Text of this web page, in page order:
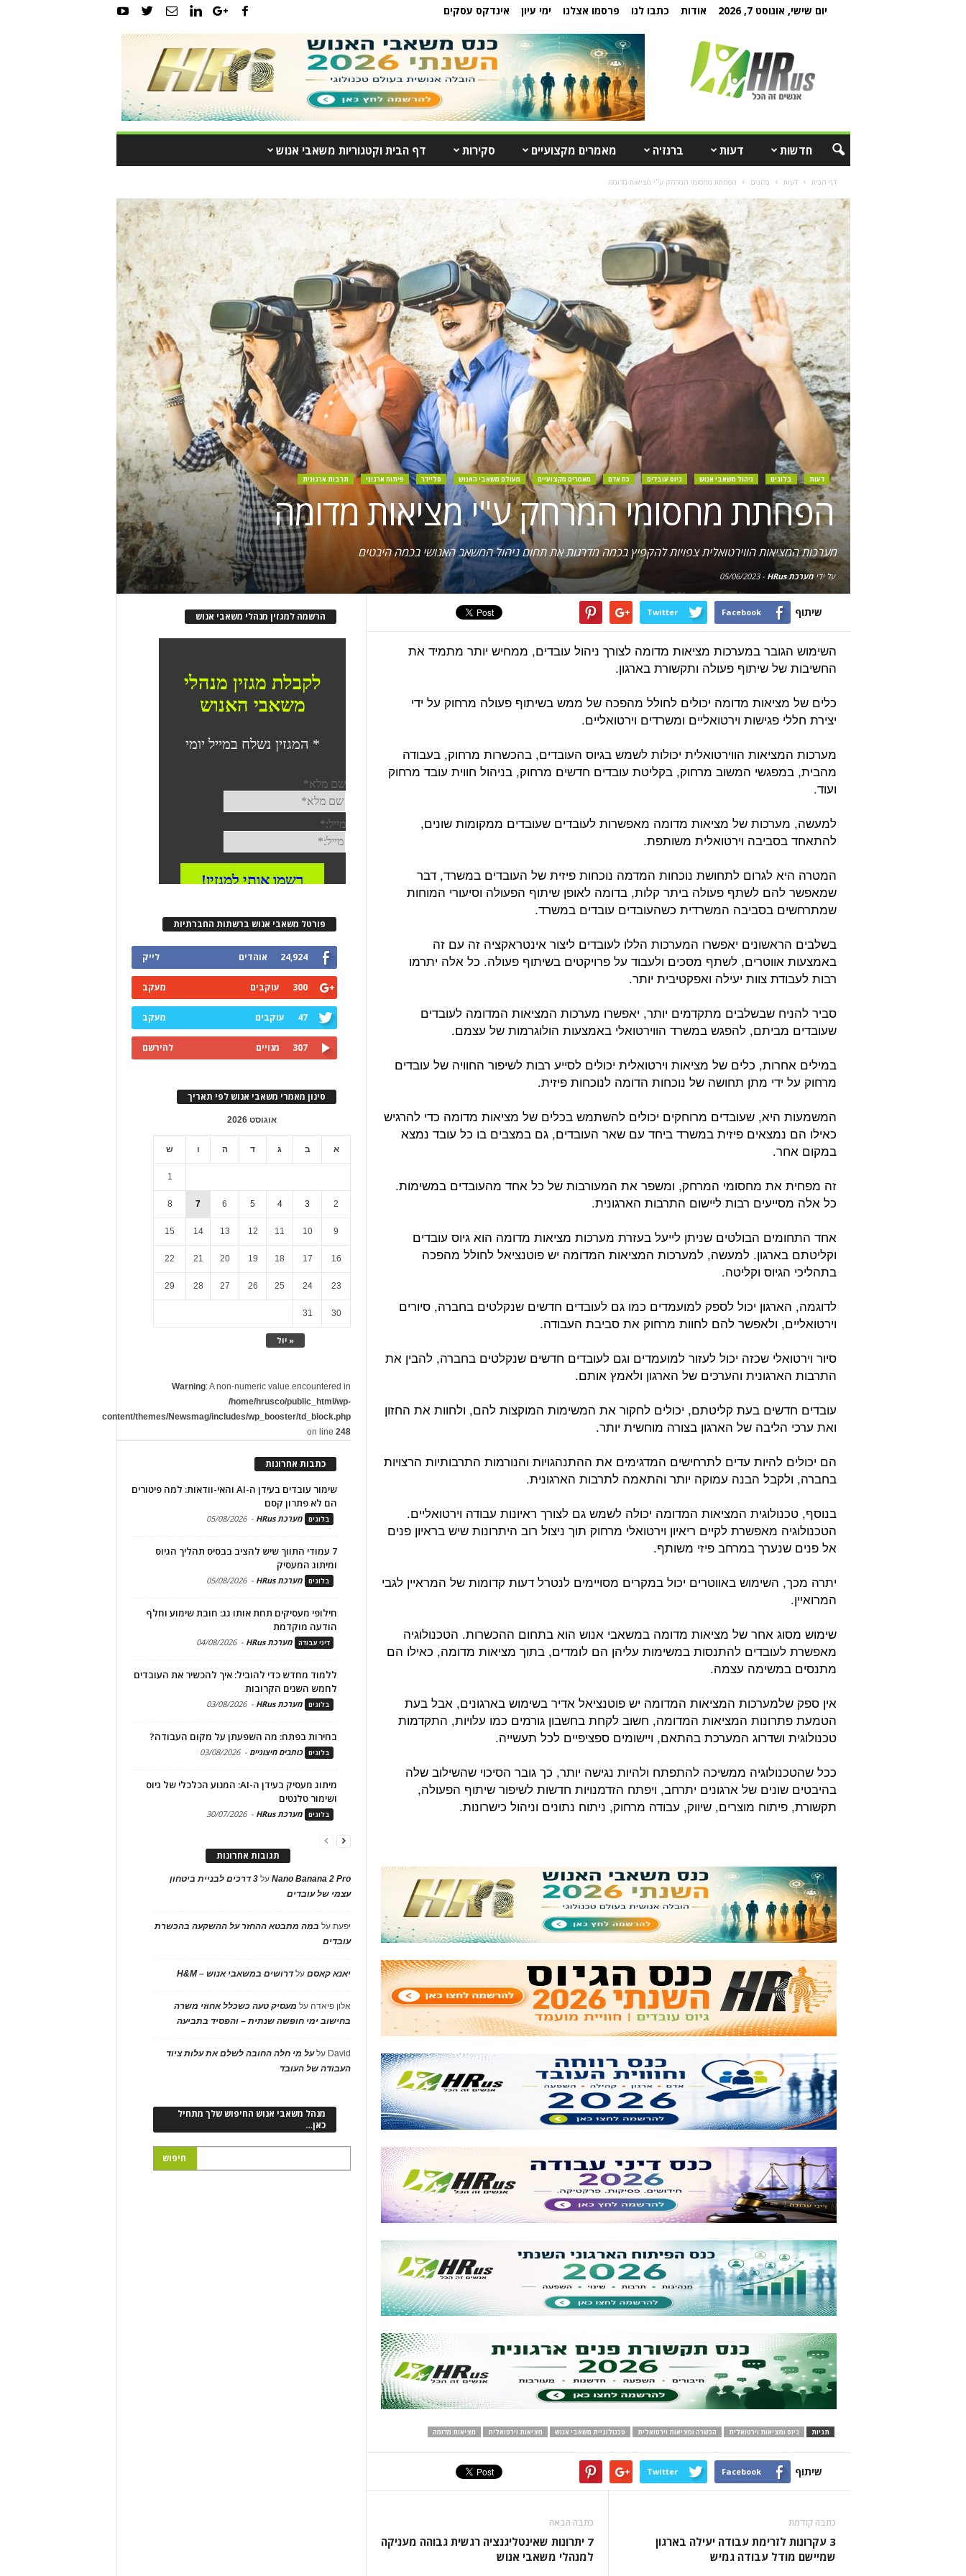
יום שישי, אוגוסט 7, 2026 אודות כתבו לנו פרסמו אצלנו ימי עיון אינדקס עסקים
חדשות דעות ברנז'ה מאמרים מקצועיים סקירות דף הבית וקטגוריות משאבי אנוש
דף הבית דעות בלוגים הפחתת מחסומי המרחק ע"י מציאות מדומה
דעות בלוגים ניהול משאבי אנוש גיוס עובדים כח אדם מאמרים מקצועיים מעולם משאבי האנוש סליידר פיתוח ארגוני תרבות ארגונית
הפחתת מחסומי המרחק ע"י מציאות מדומה
מערכות המציאות הווירטואלית צפויות להקפיץ בכמה מדרגות את תחום ניהול המשאב האנושי בכמה היבטים
על ידימערכת HRus -
05/06/2023
שיתוף Facebook
Twitter
השימוש הגובר במערכות מציאות מדומה לצורך ניהול עובדים, ממחיש יותר מתמיד את
החשיבות של שיתוף פעולה ותקשורת בארגון.
כלים של מציאות מדומה יכולים לחולל מהפכה של ממש בשיתוף פעולה מרחוק על ידי
יצירת חללי פגישות וירטואליים ומשרדים וירטואליים.
מערכות המציאות הווירטואלית יכולות לשמש בגיוס העובדים, בהכשרות מרחוק, בעבודה
מהבית, במפגשי המשוב מרחוק, בקליטת עובדים חדשים מרחוק, בניהול חווית עובד מרחוק
ועוד.
למעשה, מערכות של מציאות מדומה מאפשרות לעובדים שעובדים ממקומות שונים,
להתאחד בסביבה וירטואלית משותפת.
המטרה היא לגרום לתחושת נוכחות המדמה נוכחות פיזית של העובדים במשרד, דבר
שמאפשר להם לשתף פעולה ביתר קלות, בדומה לאופן שיתוף הפעולה וסיעורי המוחות
שמתרחשים בסביבה המשרדית כשהעובדים עובדים במשרד.
בשלבים הראשונים יאפשרו המערכות הללו לעובדים ליצור אינטראקציה זה עם זה
באמצעות אווטרים, לשתף מסכים ולעבוד על פרויקטים בשיתוף פעולה. כל אלה יתרמו
רבות לעבודת צוות יעילה ואפקטיבית יותר.
סביר להניח שבשלבים מתקדמים יותר, יאפשרו מערכות המציאות המדומה לעובדים
שעובדים מביתם, להפגש במשרד הווירטואלי באמצעות הולוגרמות של עצמם.
במילים אחרות, כלים של מציאות וירטואלית יכולים לסייע רבות לשיפור החוויה של עובדים
מרחוק על ידי מתן תחושה של נוכחות הדומה לנוכחות פיזית.
המשמעות היא, שעובדים מרוחקים יכולים להשתמש בכלים של מציאות מדומה כדי להרגיש
כאילו הם נמצאים פיזית במשרד ביחד עם שאר העובדים, גם במצבים בו כל עובד נמצא
במקום אחר.
זה מפחית את מחסומי המרחק, ומשפר את המעורבות של כל אחד מהעובדים במשימות.
כל אלה מסייעים רבות ליישום התרבות הארגונית.
אחד התחומים הבולטים שניתן לייעל בעזרת מערכות מציאות מדומה הוא גיוס עובדים
וקליטתם בארגון. למעשה, למערכות המציאות המדומה יש פוטנציאל לחולל מהפכה
בתהליכי הגיוס וקליטה.
לדוגמה, הארגון יכול לספק למועמדים כמו גם לעובדים חדשים שנקלטים בחברה, סיורים
וירטואליים, ולאפשר להם לחוות מרחוק את סביבת העבודה.
סיור וירטואלי שכזה יכול לעזור למועמדים וגם לעובדים חדשים שנקלטים בחברה, להבין את
התרבות הארגונית והערכים של הארגון ולאמץ אותם.
עובדים חדשים בעת קליטתם, יכולים לחקור את המשימות המוקצות להם, ולחוות את החזון
ואת ערכי הליבה של הארגון בצורה מוחשית יותר.
הם יכולים להיות עדים לתרחישים המדגימים את ההתנהגויות והנורמות התרבותיות הרצויות
בחברה, ולקבל הבנה עמוקה יותר והתאמה לתרבות הארגונית.
בנוסף, טכנולוגית המציאות המדומה יכולה לשמש גם לצורך ראיונות עבודה וירטואליים.
הטכנולוגיה מאפשרת לקיים ריאיון וירטואלי מרחוק תוך ניצול רוב היתרונות שיש בראיון פנים
אל פנים שנערך במרחב פיזי משותף.
יתרה מכך, השימוש באווטרים יכול במקרים מסויימים לנטרל דעות קדומות של המראיין לגבי
המרואיין.
שימוש מסוג אחר של מציאות מדומה במשאבי אנוש הוא בתחום ההכשרות. הטכנולוגיה
מאפשרת לעובדים להתנסות במשימות עליהן הם לומדים, בתוך מציאות מדומה, כאילו הם
מתנסים במשימה עצמה.
אין ספק שלמערכות המציאות המדומה יש פוטנציאל אדיר בשימוש בארגונים, אבל בעת
הטמעת פתרונות המציאות המדומה, חשוב לקחת בחשבון גורמים כמו עלויות, התקדמות
טכנולוגית ושדרוג המערכת בהתאם, ויישומים ספציפיים לכל תעשייה.
ככל שהטכנולוגיה ממשיכה להתפתח ולהיות נגישה יותר, כך גובר הסיכוי שהשילוב שלה
בהיבטים שונים של ארגונים יתרחב, ויפתח הזדמנויות חדשות לשיפור שיתוף הפעולה,
תקשורת, פיתוח מוצרים, שיווק, עבודה מרחוק, ניתוח נתונים וניהול כישרונות.
תגיות גיוס ומציאות וירטואלית הכשרה ומציאות וירטואלית טכנולוגיית משאבי אנוש מציאות וירטואלית מציאות מדומה
שיתוף Facebook
Twitter
כתבה קודמת
3 עקרונות לזרימת עבודה יעילה בארגון
שמיישם מודל עבודה גמיש
כתבה הבאה
7 יתרונות שאינטליגנציה רגשית גבוהה מעניקה
למנהלי משאבי אנוש
הרשמה למגזין מנהלי משאבי אנוש
פורטל משאבי אנוש ברשתות החברתיות
24,924 אוהדים לייק
300 עוקבים מעקב
47 עוקבים מעקב
307 מנויים להירשם
סינון מאמרי משאבי אנוש לפי תאריך
אוגוסט 2026
א ב ג ד ה ו ש
« יול
1
2
3
4
5
6
7
8
9
10
11
12
13
14
15
16
17
18
19
20
21
22
23
24
25
26
27
28
29
30
31
Warning: A non-numeric value encountered in
/home/hrusco/public_html/wp-
content/themes/Newsmag/includes/wp_booster/td_block.php
on line248
כתבות אחרונות
שימור עובדים בעידן ה-AI והאי-וודאות: למה פיטורים
הם לא פתרון קסם
בלוגים מערכת HRus -
05/08/2026
7 עמודי התווך שיש להציב בבסיס תהליך הגיוס
ומיתוג המעסיק
בלוגים מערכת HRus -
05/08/2026
חילופי מעסיקים תחת אותו גג: חובת שימוע וחלף
הודעה מוקדמת
דיני עבודה מערכת HRus -
04/08/2026
ללמוד מחדש כדי להוביל: איך להכשיר את העובדים
לחמש השנים הקרובות
בלוגים מערכת HRus -
03/08/2026
בחירות בפתח: מה השפעתן על מקום העבודה?
בלוגים כותבים חיצוניים -
03/08/2026
מיתוג מעסיק בעידן ה-AI: המנוע הכלכלי של גיוס
ושימור טלנטים
בלוגים מערכת HRus -
30/07/2026
תגובות אחרונות
Nano Banana 2 Proעל
3 דרכים לבניית ביטחון
עצמי של עובדים
יפעתעל במה מתבטא ההחזר על ההשקעה בהכשרת
עובדים
יאנא קאסםעלדרושים במשאבי אנוש – H&M
אלון פיאדה על מעסיק טעה כשכלל אחוזי משרה
בחישוב ימי חופשה שנתית – והפסיד בתביעה
David עלעל מי חלה החובה לשלם את עלות ציוד
העבודה של העובד
מנהל משאבי אנוש החיפוש שלך מתחיל
כאן…